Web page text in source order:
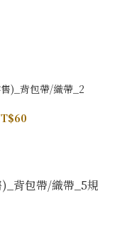
)_背包帶/織帶_2